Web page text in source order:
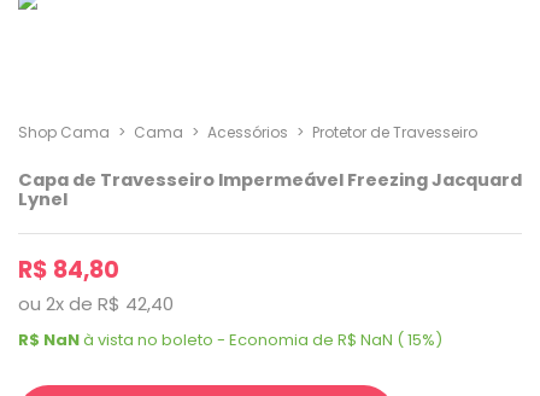
Shop Cama > Cama > Acessórios > Protetor de Travesseiro
Capa de Travesseiro Impermeável Freezing Jacquard
Lynel
R$ 84,80
ou 2xde R$ 42,40
R$ NaNà vista no boleto - Economia de R$ NaN ( 15%)